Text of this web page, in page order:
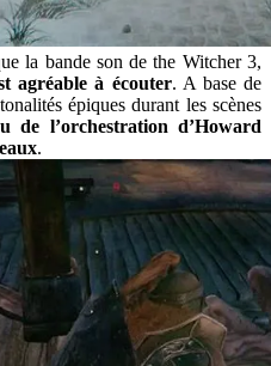
la bande son de the Witcher 3,
agréable à écouter. A base de
épiques durant les scènes
de l’orchestration d’Howard
.